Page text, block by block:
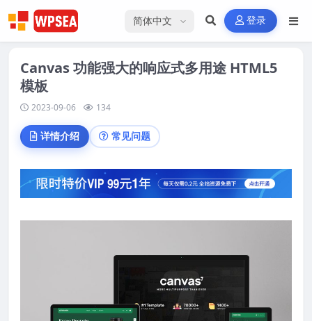
选择语言 登录
Canvas 功能强大的响应式多用途 HTML5
模板
2023-09-06 134
详情介绍 常见问题